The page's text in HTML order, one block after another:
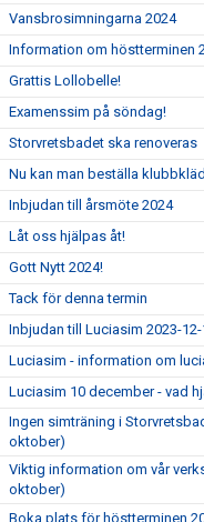
Vansbrosimningarna 2024
Information om höstterminen
Grattis Lollobelle!
Examenssim på söndag!
Storvretsbadet ska renoveras
Nu kan man beställa
Inbjudan till årsmöte 2024
Låt oss hjälpas åt!
Gott Nytt 2024!
Tack för denna termin
Inbjudan till Luciasim 2023-
Luciasim - information om
Luciasim 10 december - vad
Ingen simträning i
oktober)
Viktig information om vår
oktober)
Boka plats för höstterminen